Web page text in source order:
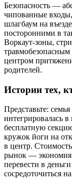
Безопасность —
чипованные
шлагбаум на
посторонними в
Воркаут-зоны,
центром
родителей.
Истории тех,
Представьте:
интегрировалась
бесплатную
кружок йоги на
в центр.
рынок — экономия
перевести в
сосредоточиться